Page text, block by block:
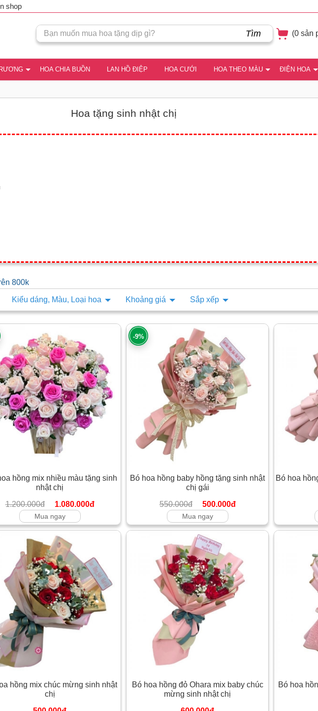
shop
Tìm (0 sản
HOA CHIA BUỒN LAN HỒ ĐIỆP HOA CƯỚI HOA THEO MÀU ĐIỆN HOA
Hoa tặng sinh nhật chị
800k
Kiểu dáng, Màu, Loại hoa Khoảng giá Sắp xếp
hồng mix nhiều màu tặng sinh
nhật chị
1.200.000đ
1.080.000đ
Mua ngay
-9%
Bó hoa hồng baby hồng tặng sinh nhật
chị gái
550.000đ
500.000đ
Mua ngay
Bó hoa
hồng mix chúc mừng sinh nhật
chị
Bó hoa hồng đỏ Ohara mix baby chúc
mừng sinh nhật chị
Bó hoa